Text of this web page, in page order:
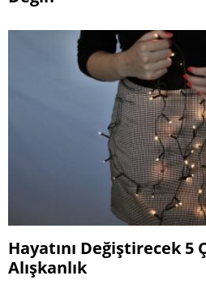
Hayatını Değiştirecek 5
Alışkanlık